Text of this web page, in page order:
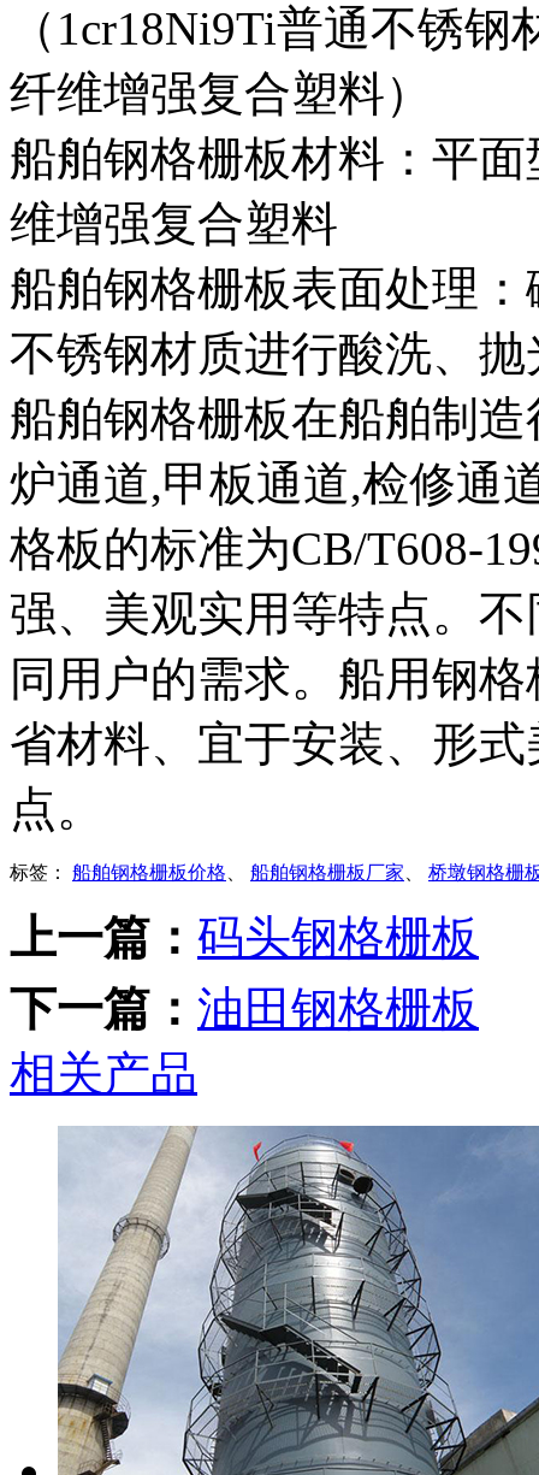
（1cr18Ni9Ti普通不锈
纤维增强复合塑料）
船舶钢格栅板材料：平
维增强复合塑料
船舶钢格栅板表面处理
不锈钢材质进行酸洗、抛
船舶钢格栅板在船舶制
炉通道,甲板通道,检修通
格板的标准为CB/T608-
强、美观实用等特点。
同用户的需求。船用钢
省材料、宜于安装、形
点。
标签： 船舶钢格栅板价格 船舶钢格栅板厂家 桥墩钢格栅
上一篇： 码头钢格栅板
下一篇： 油田钢格栅板
相关产品